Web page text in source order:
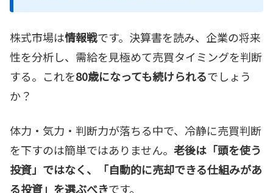
株式市場は情報戦です。決算書を読み、企業の将来
性を分析し、需給を見極めて売買タイミングを判断
する。これを80歳になっても続けられるでしょう
か？
体力・気力・判断力が落ちる中で、冷静に売買判断
を下すのは簡単ではありません。 老後は「頭を使う
投資」ではなく、「自動的に売却できる仕組みがあ
る投資」を選ぶべきです。